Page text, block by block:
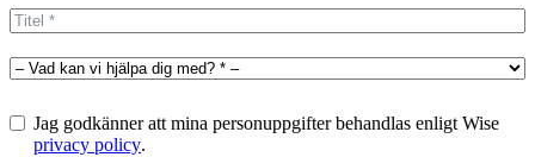
+1
Jag godkänner att mina personuppgifter behandlas enligt Wise
privacy policy.